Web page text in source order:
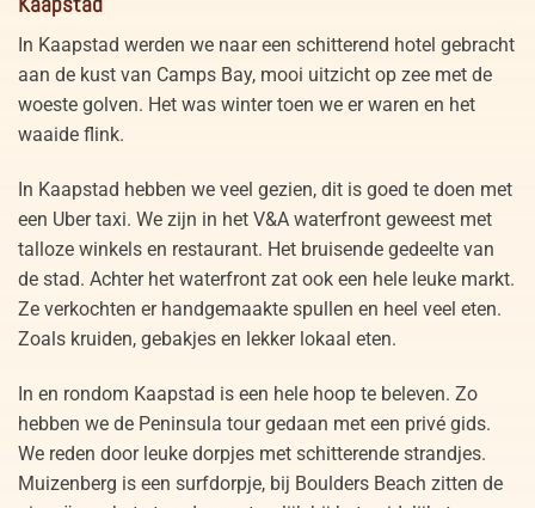
In Kaapstad werden we naar een schitterend hotel gebracht
aan de kust van Camps Bay, mooi uitzicht op zee met de
woeste golven. Het was winter toen we er waren en het
waaide flink.
In Kaapstad hebben we veel gezien, dit is goed te doen met
een Uber taxi. We zijn in het V&A waterfront geweest met
talloze winkels en restaurant. Het bruisende gedeelte van
de stad. Achter het waterfront zat ook een hele leuke markt.
Ze verkochten er handgemaakte spullen en heel veel eten.
Zoals kruiden, gebakjes en lekker lokaal eten.
In en rondom Kaapstad is een hele hoop te beleven. Zo
hebben we de Peninsula tour gedaan met een privé gids.
We reden door leuke dorpjes met schitterende strandjes.
Muizenberg is een surfdorpje, bij Boulders Beach zitten de